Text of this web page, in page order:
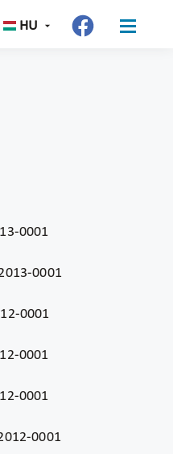
HU
0001
0001
0001
0001
0001
0001